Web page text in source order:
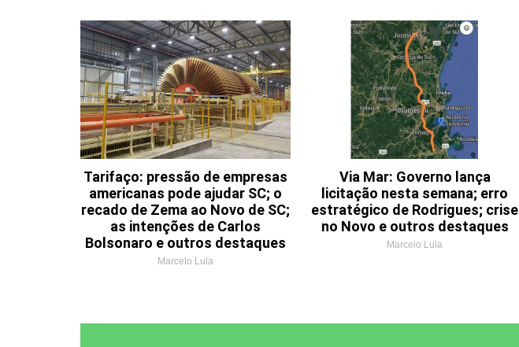
Tarifaço: pressão de empresas
americanas pode ajudar SC; o
recado de Zema ao Novo de SC;
as intenções de Carlos
Bolsonaro e outros destaques
Marcelo Lula
Via Mar: Governo lança
licitação nesta semana; erro
estratégico de Rodrigues; crise
no Novo e outros destaques
Marcelo Lula